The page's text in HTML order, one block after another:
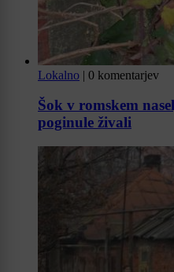
Lokalno | 0 komentarjev
Šok v romskem
poginule živali